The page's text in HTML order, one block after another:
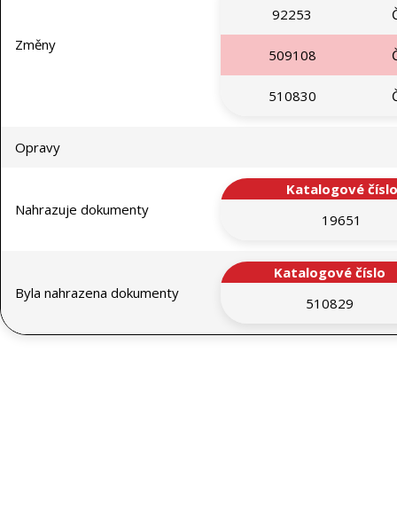
Změny
92253
509108
510830
Opravy
Nahrazuje dokumenty
Katalogové číslo
19651
Byla nahrazena dokumenty
Katalogové číslo
510829